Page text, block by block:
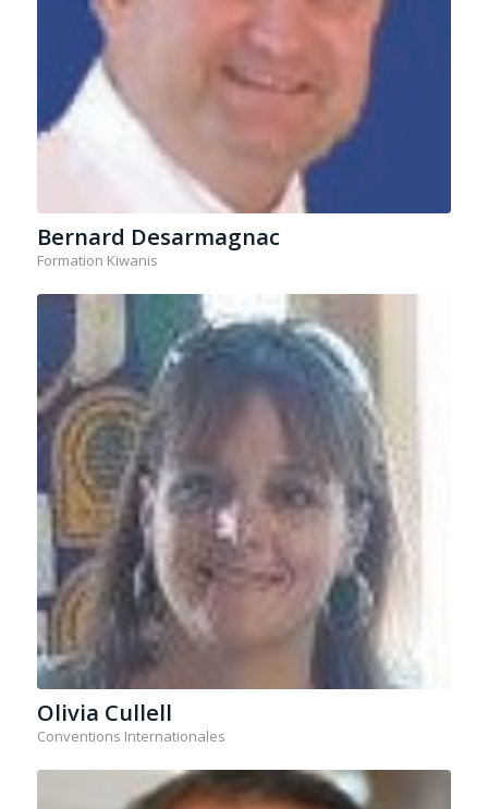
Bernard Desarmagnac
Formation Kiwanis
Olivia Cullell
Conventions Internationales